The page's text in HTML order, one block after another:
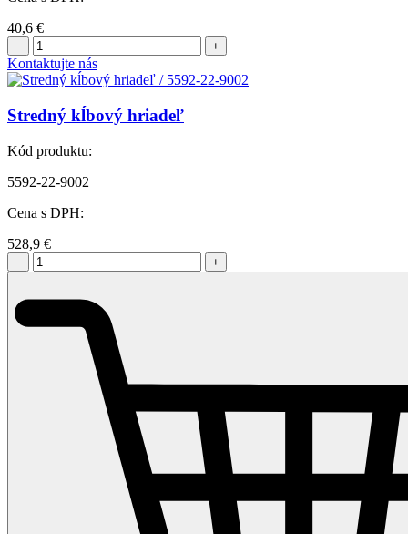
40,6 €
− +
Kontaktujte nás
Stredný kĺbový hriadeľ
Kód produktu:
5592-22-9002
Cena s DPH:
528,9 €
− +